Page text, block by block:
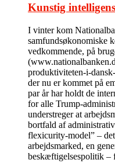
Kunstig
I vinter kom
samfundsøkonomiske
vedkommende, på
produktiviteten-i-
der nu er kommet på
par år har holdt de
for alle Trump-
understreger at
bortfald af
flexicurity-model” –
arbejdsmarked, en
beskæftigelsespolitik –